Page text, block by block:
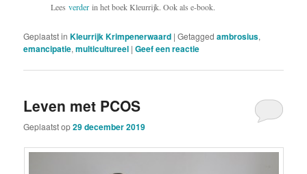
Leesverder in het boek Kleurrijk. Ook als e-book.
Geplaatst in Kleurrijk Krimpenerwaard |Getagged ambrosius,
emancipatie,multicultureel |Geef een reactie
Leven met PCOS
Geplaatst op29 december 2019